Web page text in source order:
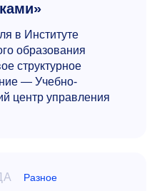
в Институте
образования
структурное
— Учебно-
центр управления
Разное